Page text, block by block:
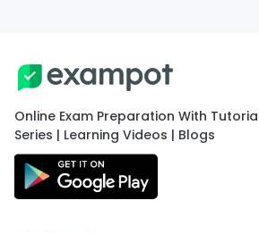
Online Exam Preparation With
Series | Learning Videos | Blogs